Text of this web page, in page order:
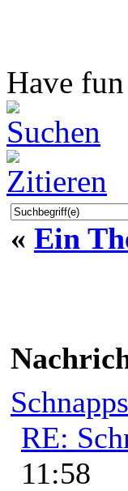
Have fun
« Ein
RE:
11:58